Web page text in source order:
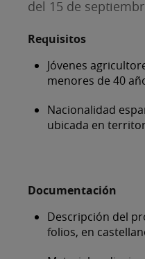
del 15 de
Requisitos
Jóvenes
menores de 40
Nacionalidad
ubicada en
Documentación
Descripción del
folios, en